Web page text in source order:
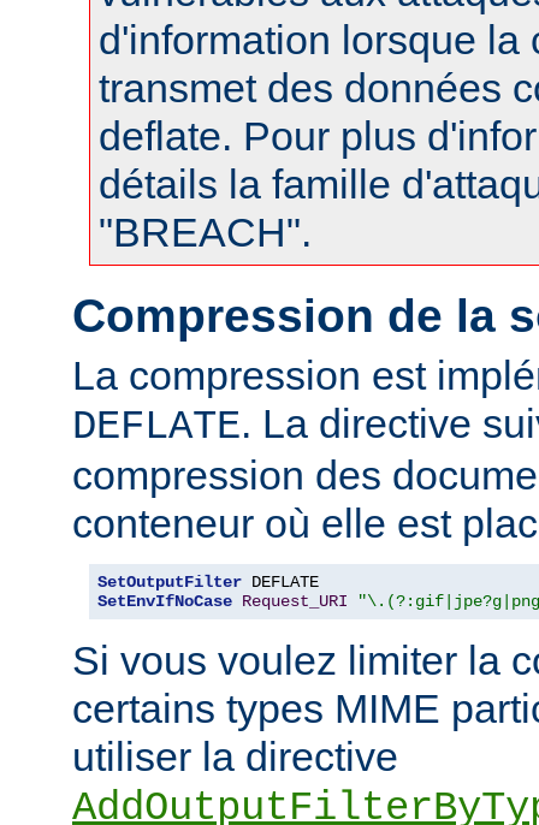
d'information lorsque la
transmet des données
deflate. Pour plus
détails la famille
"BREACH".
Compression de la
La compression est
DEFLATE. La directive
compression des
conteneur où elle est
SetOutputFilter
SetEnvIfNoCase Request_URI
Si vous voulez limiter la
certains types MIME
utiliser la directive